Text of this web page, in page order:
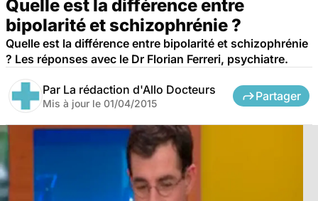
Quelle est la différence entre
bipolarité et schizophrénie ?
Quelle est la différence entre bipolarité et schizophrénie
? Les réponses avec le Dr Florian Ferreri, psychiatre.
Par La rédaction d'Allo Docteurs
Mis à jour le 01/04/2015
Partager